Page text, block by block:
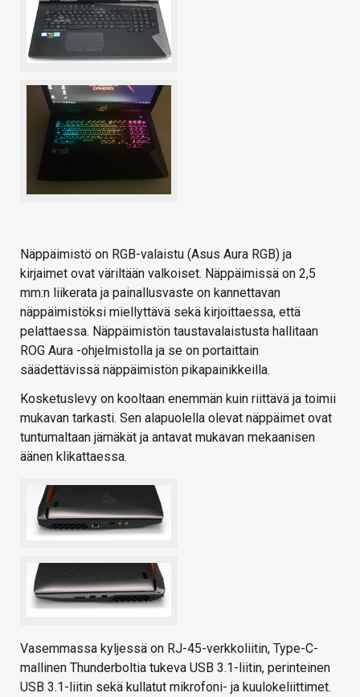
Näppäimistö on RGB-valaistu (Asus Aura RGB) ja
kirjaimet ovat väriltään valkoiset. Näppäimissä on 2,5
mm:n liikerata ja painallusvaste on kannettavan
näppäimistöksi miellyttävä sekä kirjoittaessa, että
pelattaessa. Näppäimistön taustavalaistusta hallitaan
ROG Aura -ohjelmistolla ja se on portaittain
säädettävissä näppäimistön pikapainikkeilla.
Kosketuslevy on kooltaan enemmän kuin riittävä ja toimii
mukavan tarkasti. Sen alapuolella olevat näppäimet ovat
tuntumaltaan jämäkät ja antavat mukavan mekaanisen
äänen klikattaessa.
Vasemmassa kyljessä on RJ-45-verkkoliitin, Type-C-
mallinen Thunderboltia tukeva USB 3.1-liitin, perinteinen
USB 3.1-liitin sekä kullatut mikrofoni- ja kuulokeliittimet.